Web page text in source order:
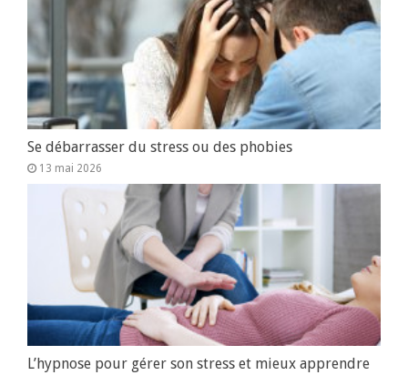
Se débarrasser du stress ou des phobies
13 mai 2026
L’hypnose pour gérer son stress et mieux apprendre